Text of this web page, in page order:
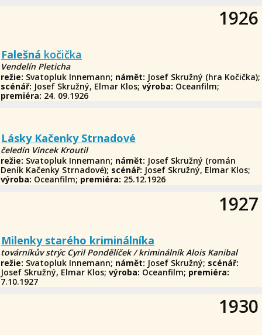
1926
Falešná kočička
Vendelín Pleticha
režie: Svatopluk Innemann; námět: Josef Skružný (hra Kočička);
scénář: Josef Skružný, Elmar Klos;výroba: Oceanfilm;
premiéra: 24. 09.1926
Lásky Kačenky Strnadové
čeledín Vincek Kroutil
režie: Svatopluk Innemann; námět: Josef Skružný (román
Deník Kačenky Strnadové); scénář: Josef Skružný, Elmar Klos;
výroba: Oceanfilm; premiéra: 25.12.1926
1927
Milenky starého kriminálníka
továrníkův strýc Cyril Pondělíček / kriminálník Alois Kanibal
režie: Svatopluk Innemann; námět: Josef Skružný; scénář:
Josef Skružný, Elmar Klos;výroba: Oceanfilm; premiéra:
7.10.1927
1930